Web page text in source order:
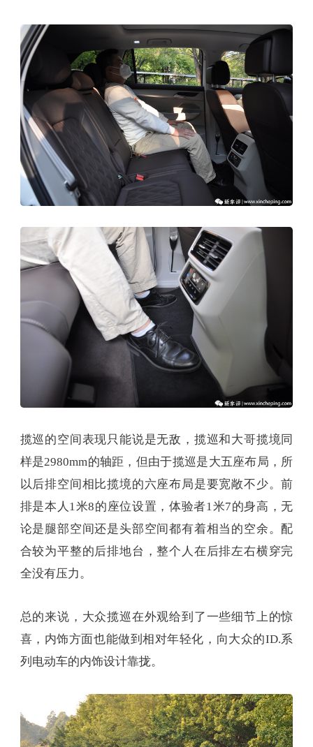
揽巡的空间表现只能说是无敌，揽巡和大哥揽境同
样是2980mm的轴距，但由于揽巡是大五座布局，所
以后排空间相比揽境的六座布局是要宽敞不少。前
排是本人1米8的座位设置，体验者1米7的身高，无
论是腿部空间还是头部空间都有着相当的空余。配
合较为平整的后排地台，整个人在后排左右横穿完
全没有压力。
总的来说，大众揽巡在外观给到了一些细节上的惊
喜，内饰方面也能做到相对年轻化，向大众的ID.系
列电动车的内饰设计靠拢。